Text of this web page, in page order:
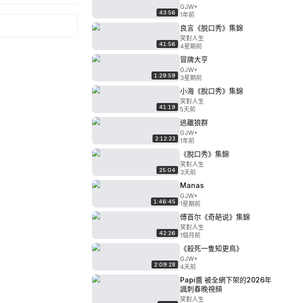
43:56
GJW+
1年前
41:56
良言《脱口秀》集錦
笑對人生
4星期前
1:29:59
冒牌大亨
GJW+
3星期前
41:19
小海《脫口秀》集錦
笑對人生
5天前
2:12:23
逃離狼群
GJW+
1年前
25:04
《脫口秀》集錦
笑對人生
3天前
1:46:45
Manas
GJW+
1星期前
42:26
傅首尔《奇葩说》集錦
笑對人生
1個月前
2:09:28
《殺死一隻知更鳥》
GJW+
4天前
Papi醬 被全網下架的2026年
諷刺春晚視頻
笑對人生